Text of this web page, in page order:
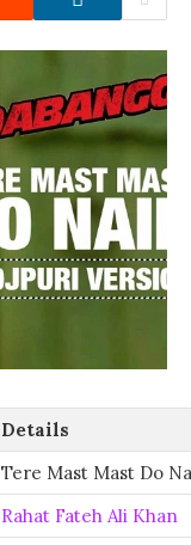
Details
Tere Mast Mast Do
Rahat Fateh Ali Khan